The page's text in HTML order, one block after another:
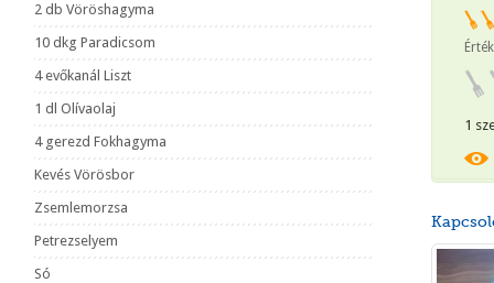
2 db Vöröshagyma
10 dkg Paradicsom
4 evőkanál Liszt
1 dl Olívaolaj
4 gerezd Fokhagyma
Kevés Vörösbor
Zsemlemorzsa
Petrezselyem
Só
1